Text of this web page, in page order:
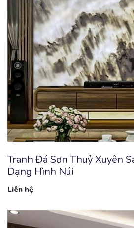
Tranh Đá Sơn Thuỷ Xuyên
Dạng Hình Núi
Liên hệ